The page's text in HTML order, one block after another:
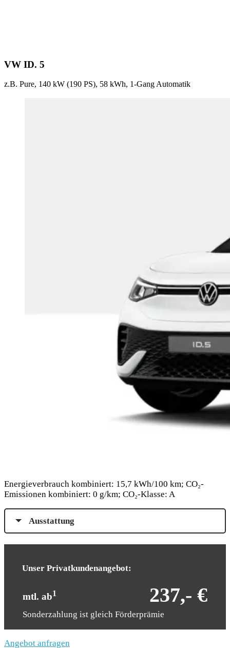
VW ID. 5
z.B. Pure, 140 kW (190 PS), 58 kWh, 1-Gang Automatik
Energieverbrauch kombiniert: 15,7 kWh/100 km; CO₂-
Emissionen kombiniert: 0 g/km; CO₂-Klasse: A
Ausstattung
Unser Privatkundenangebot:
mtl. ab1 237,- €
Sonderzahlung ist gleich Förderprämie
Angebot anfragen